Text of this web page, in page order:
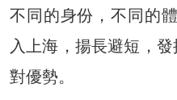
不同的身份，不同的
入上海，揚長避短，
對優勢。